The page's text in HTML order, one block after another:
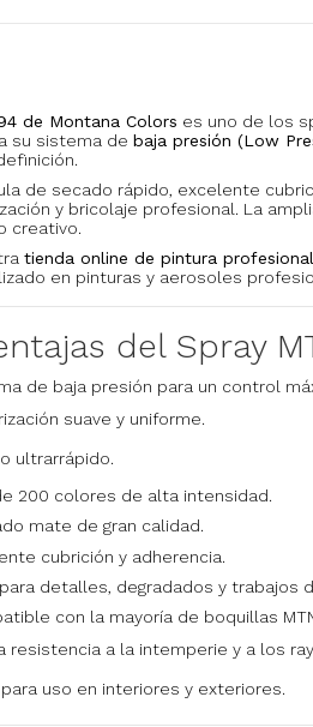
de Montana Colors es uno de los
su sistema de baja presión (Low
de secado rápido, excelente
y bricolaje profesional. La
creativo.
tienda online de pintura profesional
en pinturas y aerosoles
del Spray
de baja presión para un control
suave y uniforme.
ultrarrápido.
200 colores de alta intensidad.
mate de gran calidad.
cubrición y adherencia.
detalles, degradados y trabajos
con la mayoría de boquillas
resistencia a la intemperie y a los
uso en interiores y exteriores.